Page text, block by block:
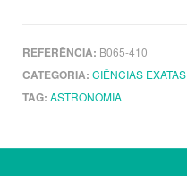
REFERÊNCIA: B065-410
CATEGORIA: CIÊNCIAS EXATAS
TAG: ASTRONOMIA